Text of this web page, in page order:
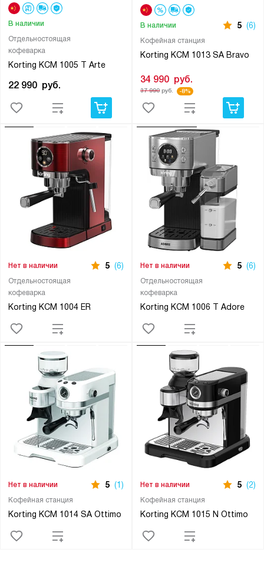
Отдельностоящая
кофеварка
Korting KCM 1005 T Arte
В наличии
22 990 руб.
Кофейная станция
Korting KCM 1013 SA Bravo
В наличии 5 (6)
34 990 руб.
37 990руб. -8%
Отдельностоящая
кофеварка
Korting KCM 1004 ER
Нет в наличии 5 (6)
Отдельностоящая
кофеварка
Korting KCM 1006 T Adore
Нет в наличии 5 (6)
Кофейная станция
Korting KCM 1014 SA Ottimo
Нет в наличии 5 (1)
Кофейная станция
Korting KCM 1015 N Ottimo
Нет в наличии 5 (2)